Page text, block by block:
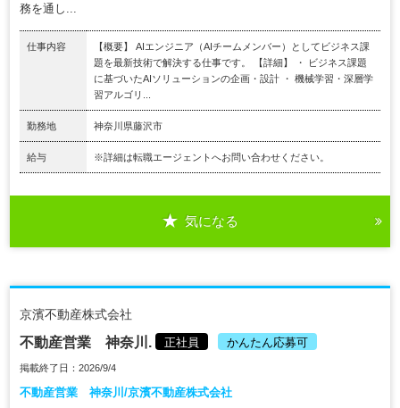
務を通し...
仕事内容
【概要】 AIエンジニア（AIチームメンバー）としてビジネス課
題を最新技術で解決する仕事です。 【詳細】 ・ ビジネス課題
に基づいたAIソリューションの企画・設計 ・ 機械学習・深層学
習アルゴリ...
勤務地 神奈川県藤沢市
給与 ※詳細は転職エージェントへお問い合わせください。
気になる
京濱不動産株式会社
不動産営業 神奈川. 正社員 かんたん応募可
掲載終了日：2026/9/4
不動産営業 神奈川/京濱不動産株式会社